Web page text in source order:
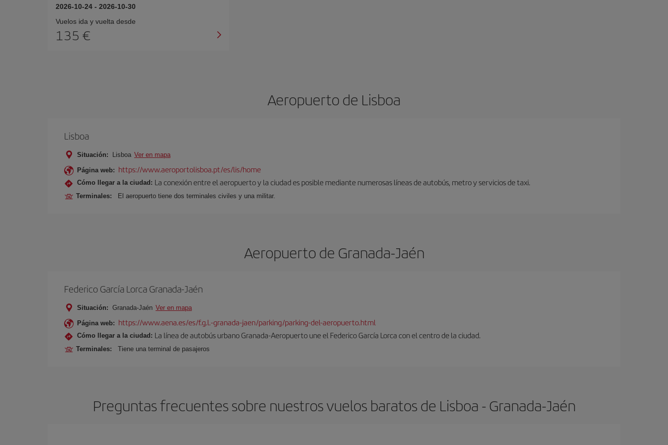
2026-10-24 - 2026-10-30
Vuelos ida y vuelta desde
135 €
Aeropuerto de Lisboa
Lisboa
Situación: Lisboa Ver en mapa
Página web: https://www.aeroportolisboa.pt/es/lis/home
Cómo llegar a la ciudad: La conexión entre el aeropuerto y la ciudad es posible mediante numerosas líneas de autobús, metro y servicios de taxi.
Terminales: El aeropuerto tiene dos terminales civiles y una militar.
Aeropuerto de Granada-Jaén
Federico García Lorca Granada-Jaén
Situación: Granada-Jaén Ver en mapa
Página web: https://www.aena.es/es/f.g.l.-granada-jaen/parking/parking-del-aeropuerto.html
Cómo llegar a la ciudad: La línea de autobús urbano Granada-Aeropuerto une el Federico García Lorca con el centro de la ciudad.
Terminales: Tiene una terminal de pasajeros
Preguntas frecuentes sobre nuestros vuelos baratos de Lisboa - Granada-Jaén